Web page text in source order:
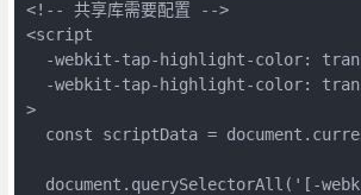
<!-- 共享库需要配置 -->
<script
-webkit-tap-highlight-color:
-webkit-tap-highlight-color:
>
const scriptData =
document.querySelectorAll('[-